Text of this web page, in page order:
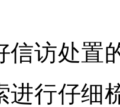
处置的
进行仔细